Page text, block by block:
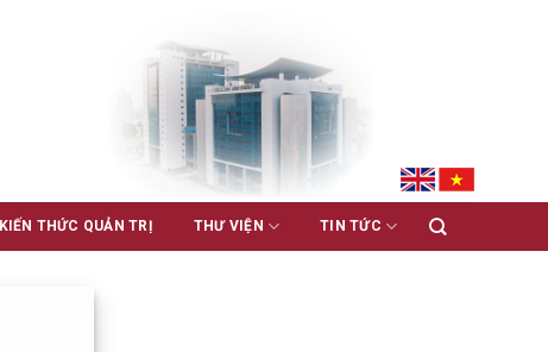
KIẾN THỨC QUẢN TRỊ THƯ VIỆN TIN TỨC